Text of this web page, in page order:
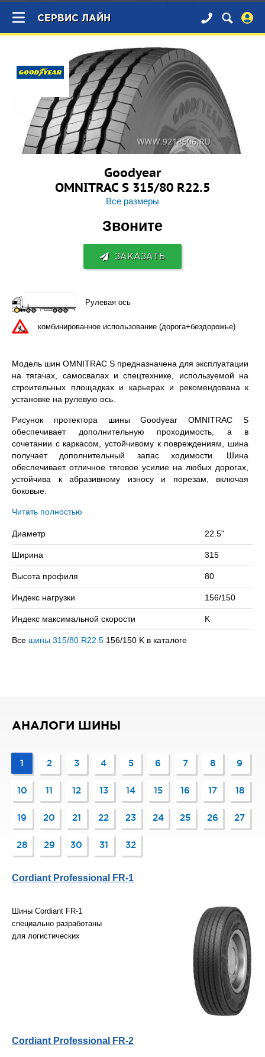
×
СЕРВИС ЛАЙН
Goodyear
OMNITRAC S 315/80 R22.5
Все размеры
Звоните
ЗАКАЗАТЬ
Рулевая ось
комбинированное использование (дорога+бездорожье)
Модель шин OMNITRAC S предназначена для эксплуатации
на тягачах, самосвалах и спецтехнике, используемой на
строительных площадках и карьерах и рекомендована к
установке на рулевую ось.
Рисунок протектора шины Goodyear OMNITRAC S
обеспечивает дополнительную проходимость, а в
сочетании с каркасом, устойчивому к повреждениям, шина
получает дополнительный запас ходимости. Шина
обеспечивает отличное тяговое усилие на любых дорогах,
устойчива к абразивному износу и порезам, включая
боковые.
Goodyear OMNITRAC S 315/80R22.5 – всесезонная
на колесо (одинарная / двойная ошиновка) и максимальной
скоростью в 110 км/ч.
Сомневаетесь в выборе? Позвоните нам – подберем
подходящий вариант!
Читать полностью
Диаметр 22.5"
Ширина 315
Высота профиля 80
Индекс нагрузки 156/150
Индекс максимальной скорости K
Все шины 315/80 R22.5 156/150 K в каталоге
АНАЛОГИ ШИНЫ
1 2 3 4 5 6 7 8 9
10 11 12 13 14 15 16 17 18
19 20 21 22 23 24 25 26 27
28 29 30 31 32
Cordiant Professional FR-1
Шины Cordiant FR-1
специально разработаны
для логистических
Cordiant Professional FR-2